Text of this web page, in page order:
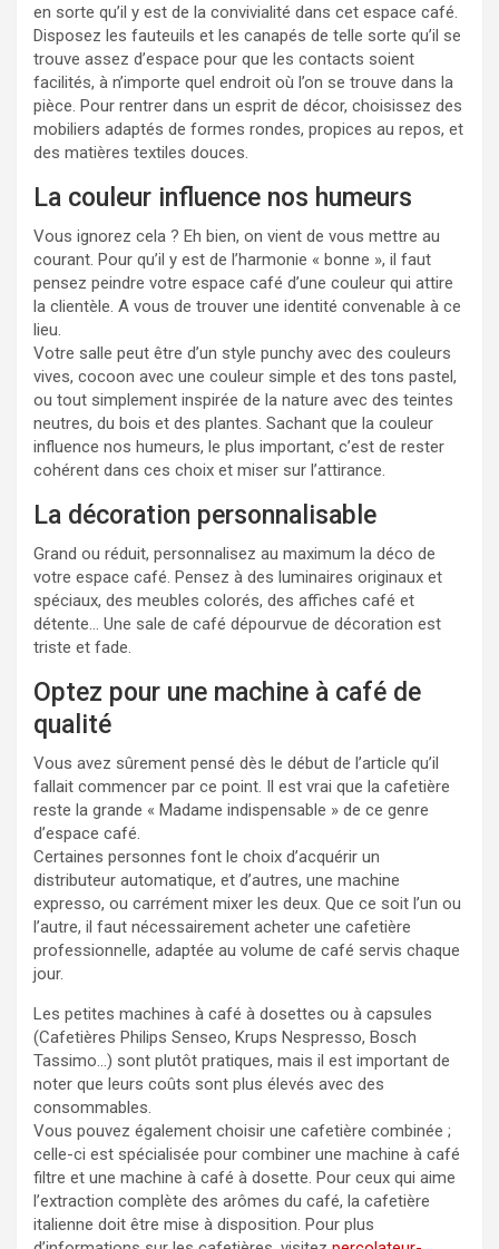
en sorte qu’il y est de la convivialité dans cet espace café.
Disposez les fauteuils et les canapés de telle sorte qu’il se
trouve assez d’espace pour que les contacts soient
facilités, à n’importe quel endroit où l’on se trouve dans la
pièce. Pour rentrer dans un esprit de décor, choisissez des
mobiliers adaptés de formes rondes, propices au repos, et
des matières textiles douces.
La couleur influence nos humeurs
Vous ignorez cela ? Eh bien, on vient de vous mettre au
courant. Pour qu’il y est de l’harmonie « bonne », il faut
pensez peindre votre espace café d’une couleur qui attire
la clientèle. A vous de trouver une identité convenable à ce
lieu.
Votre salle peut être d’un style punchy avec des couleurs
vives, cocoon avec une couleur simple et des tons pastel,
ou tout simplement inspirée de la nature avec des teintes
neutres, du bois et des plantes. Sachant que la couleur
influence nos humeurs, le plus important, c’est de rester
cohérent dans ces choix et miser sur l’attirance.
La décoration personnalisable
Grand ou réduit, personnalisez au maximum la déco de
votre espace café. Pensez à des luminaires originaux et
spéciaux, des meubles colorés, des affiches café et
détente… Une sale de café dépourvue de décoration est
triste et fade.
Optez pour une machine à café de
qualité
Vous avez sûrement pensé dès le début de l’article qu’il
fallait commencer par ce point. Il est vrai que la cafetière
reste la grande « Madame indispensable » de ce genre
d’espace café.
Certaines personnes font le choix d’acquérir un
distributeur automatique, et d’autres, une machine
expresso, ou carrément mixer les deux. Que ce soit l’un ou
l’autre, il faut nécessairement acheter une cafetière
professionnelle, adaptée au volume de café servis chaque
jour.
Les petites machines à café à dosettes ou à capsules
(Cafetières Philips Senseo, Krups Nespresso, Bosch
Tassimo…) sont plutôt pratiques, mais il est important de
noter que leurs coûts sont plus élevés avec des
consommables.
Vous pouvez également choisir une cafetière combinée ;
celle-ci est spécialisée pour combiner une machine à café
filtre et une machine à café à dosette. Pour ceux qui aime
l’extraction complète des arômes du café, la cafetière
italienne doit être mise à disposition. Pour plus